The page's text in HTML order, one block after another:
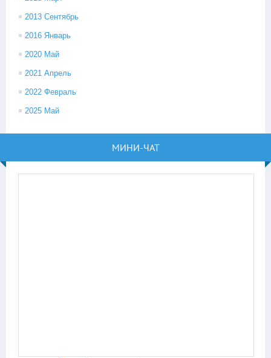
2013 Сентябрь
2016 Январь
2020 Май
2021 Апрель
2022 Февраль
2025 Май
МИНИ-ЧАТ